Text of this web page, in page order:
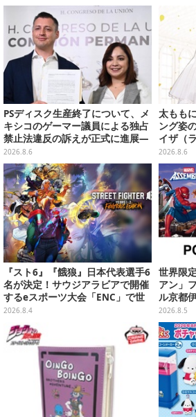
PSディスク生産終了について、メ
キシコのゲーマー議員による独占
禁止法違反の訴えが正式に進展―
「テクノロジーは自由を拡大する
ために役立つべき」
2026.8.6
太もも
ング姿
イザ（
ウェデ
り予約
2026.8.6
『スト6』『餓狼』日本代表選手6
名が決定！サウジアラビアで開催
するeスポーツ大会「ENC」で世
界に挑む
2026.8.4
世界限
アン」
ル京都
ズ」&「
ストア
2026.8.5